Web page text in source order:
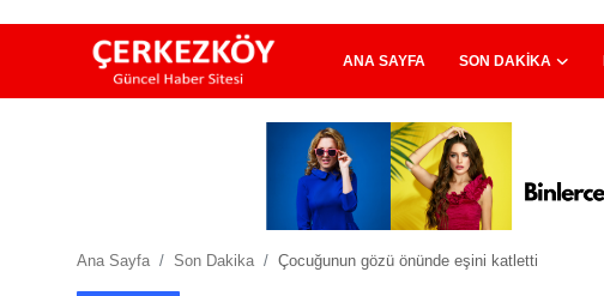
ANA SAYFA SON DAKIKA
Ekonomi Haberleri
Ana Sayfa Son Dakika Çocuğunun gözü önünde eşini katletti